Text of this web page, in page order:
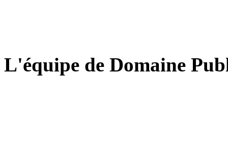
L'équipe de Domaine